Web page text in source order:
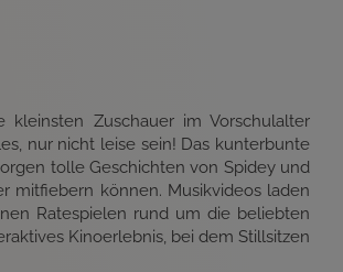
Zuschauer im Vorschulalter
nur nicht leise sein! Das kunterbunte
tolle Geschichten von Spidey und
mitfiebern können. Musikvideos laden
Ratespielen rund um die beliebten
Kinoerlebnis, bei dem Stillsitzen